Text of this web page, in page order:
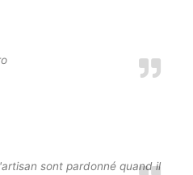
sont pardonné quand il